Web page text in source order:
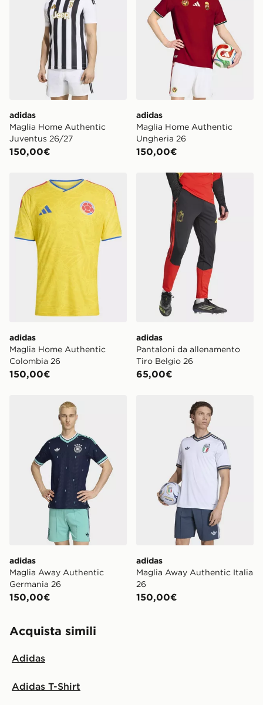
adidas
Maglia Home Authentic
Juventus 26/27
150,00€
adidas
Maglia Home Authentic
Ungheria 26
150,00€
adidas Maglia Home Authentic Colombia 26
adidas
Maglia Home Authentic
Colombia 26
150,00€
adidas Pantaloni da
adidas
Pantaloni da allenamento
Tiro Belgio 26
65,00€
adidas Maglia Away Authentic Germania 26
adidas
Maglia Away Authentic
Germania 26
150,00€
adidas Maglia Away
adidas
Maglia Away Authentic Italia
26
150,00€
Acquista simili
Adidas
Adidas T-Shirt